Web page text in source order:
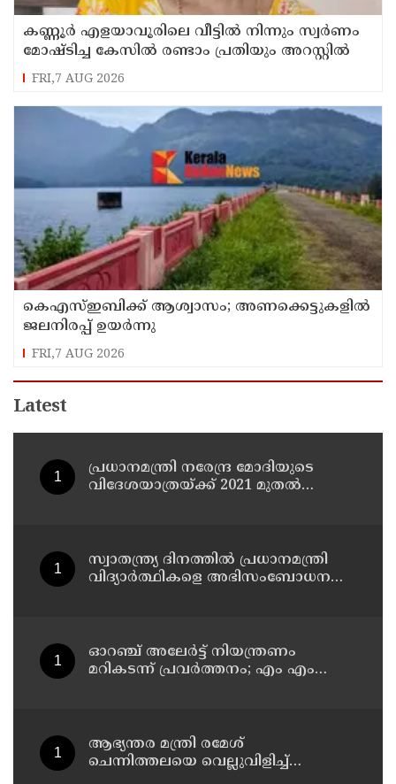
കണ്ണൂർ എളയാവൂരിലെ വീട്ടിൽ നിന്നും സ്വർണം
മോഷ്ടിച്ച കേസിൽ രണ്ടാം പ്രതിയും അറസ്റ്റിൽ
FRI,7 AUG 2026
കെഎസ്ഇബിക്ക് ആശ്വാസം; അണക്കെട്ടുകളില്‍
ജലനിരപ്പ് ഉയര്‍ന്നു
FRI,7 AUG 2026
Latest
പ്രധാനമന്ത്രി നരേന്ദ്ര മോദിയുടെ
വിദേശയാത്രയ്ക്ക് 2021 മുതല്‍
സ്വാതന്ത്ര്യ ദിനത്തില്‍ പ്രധാനമന്ത്രി
വിദ്യാര്‍ത്ഥികളെ അഭിസംബോധന
ഓറഞ്ച് അലേര്‍ട്ട് നിയന്ത്രണം
മറികടന്ന് പ്രവര്‍ത്തനം; എം എം
ആഭ്യന്തര മന്ത്രി രമേശ്
ചെന്നിത്തലയെ വെല്ലുവിളിച്ച്